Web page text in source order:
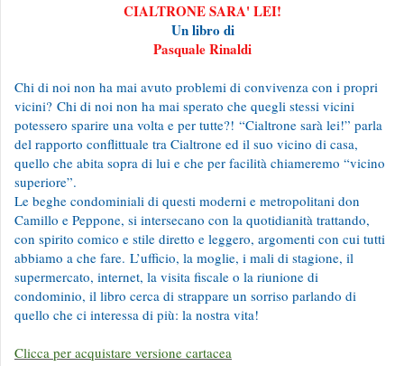
CIALTRONE SARA' LEI!
Un libro di
Pasquale Rinaldi
Chi di noi non ha mai avuto problemi di convivenza con i propri
vicini? Chi di noi non ha mai sperato che quegli stessi vicini
potessero sparire una volta e per tutte?! “Cialtrone sarà lei!” parla
del rapporto conflittuale tra Cialtrone ed il suo vicino di casa,
quello che abita sopra di lui e che per facilità chiameremo “vicino
superiore”.
Le beghe condominiali di questi moderni e metropolitani don
Camillo e Peppone, si intersecano con la quotidianità trattando,
con spirito comico e stile diretto e leggero, argomenti con cui tutti
abbiamo a che fare. L’ufficio, la moglie, i mali di stagione, il
supermercato, internet, la visita fiscale o la riunione di
condominio, il libro cerca di strappare un sorriso parlando di
quello che ci interessa di più: la nostra vita!
Clicca per acquistare versione cartacea